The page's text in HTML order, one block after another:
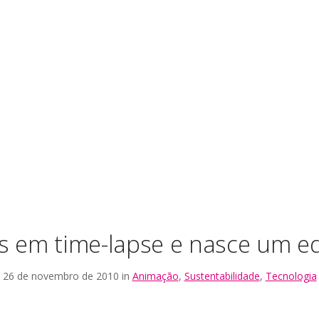
em time-lapse e nasce um
26 de novembro de 2010 in Animação, Sustentabilidade, Tecnologia